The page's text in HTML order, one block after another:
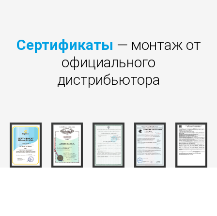
Сертификаты — монтаж от
официального
дистрибьютора